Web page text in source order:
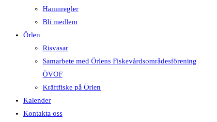
Hamnregler
Bli medlem
Örlen
Risvasar
Samarbete med Örlens Fiskevårdsområdesförening
ÖVOF
Kräftfiske på Örlen
Kalender
Kontakta oss